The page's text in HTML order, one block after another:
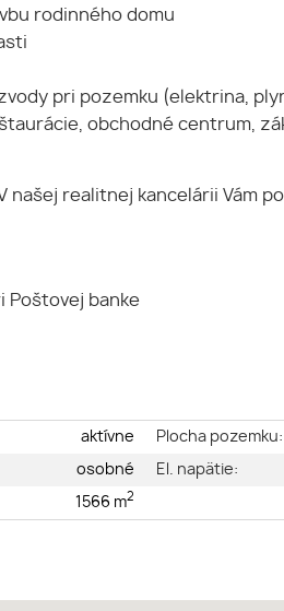
rodinného domu
pri pozemku (elektrina,
obchodné centrum,
našej realitnej kancelárii Vám
Poštovej banke
aktívne
osobné
1566 m2
Plocha pozemku:
El. napätie: